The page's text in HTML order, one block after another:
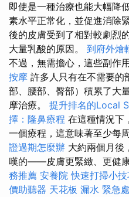
即使是一種治療也能大幅降
素水平正常化，並促進消除
後的皮膚受到了相對較劇烈
大量乳酸的原因。 到府外燴
不過，無需擔心，這些副作
按摩 許多人只有在不需要的
部、腰部、臀部）積累了大
摩治療。 提升排名的Local
擇：隆鼻療程 在這種情況下
一個療程，這意味著至少每
證過期怎麼辦 大約兩個月後
嘆的——皮膚更緊緻、更健
務推薦 安養院 快速打掃小技
價助聽器 天花板 漏水 緊急